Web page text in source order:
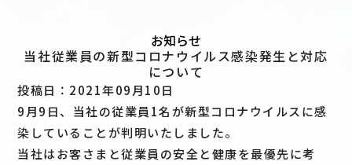
お知らせ
当社従業員の新型コロナウイルス感染発生と対応
について
投稿日：2021年09月10日
9月9日、当社の従業員1名が新型コロナウイルスに感
染していることが判明いたしました。
当社はお客さまと従業員の安全と健康を最優先に考